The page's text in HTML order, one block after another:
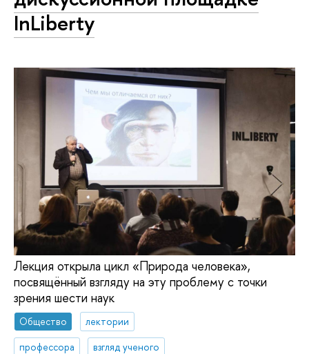
InLiberty
Лекция открыла цикл «Природа человека»,
посвящённый взгляду на эту проблему с точки
зрения шести наук
Общество
лектории
профессора
взгляд ученого